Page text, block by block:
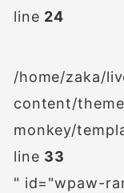
line 24
/home/zaka/
content/
monkey/
line 33
" id="wpaw-